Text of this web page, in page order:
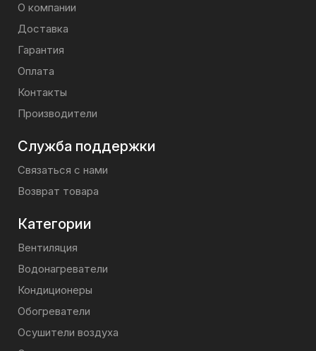
О компании
Доставка
Гарантия
Оплата
Контакты
Производители
Служба поддержки
Связаться с нами
Возврат товара
Категории
Вентиляция
Водонагреватели
Кондиционеры
Обогреватели
Осушители воздуха